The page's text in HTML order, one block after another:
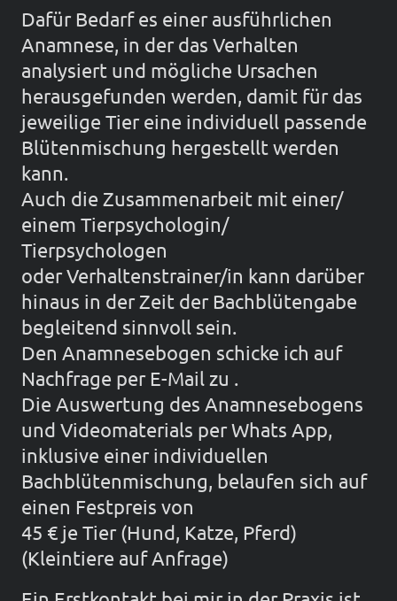
Dafür Bedarf es einer ausführlichen
Anamnese, in der das Verhalten
analysiert und mögliche Ursachen
herausgefunden werden, damit für das
jeweilige Tier eine individuell passende
Blütenmischung hergestellt werden
kann.
Auch die Zusammenarbeit mit einer/
einem Tierpsychologin/
Tierpsychologen
oder Verhaltenstrainer/in kann darüber
hinaus in der Zeit der Bachblütengabe
begleitend sinnvoll sein.
Den Anamnesebogen schicke ich auf
Nachfrage per E-Mail zu .
Die Auswertung des Anamnesebogens
und Videomaterials per Whats App,
inklusive einer individuellen
Bachblütenmischung, belaufen sich auf
einen Festpreis von
45 € je Tier (Hund, Katze, Pferd)
(Kleintiere auf Anfrage)